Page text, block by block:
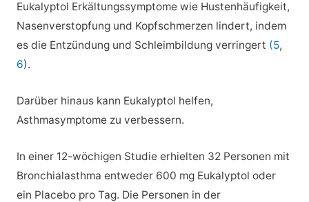
Eukalyptol Erkältungssymptome wie Hustenhäufigkeit,
Nasenverstopfung und Kopfschmerzen lindert, indem
es die Entzündung und Schleimbildung verringert (5,
6).
Darüber hinaus kann Eukalyptol helfen,
Asthmasymptome zu verbessern.
In einer 12-wöchigen Studie erhielten 32 Personen mit
Bronchialasthma entweder 600 mg Eukalyptol oder
ein Placebo pro Tag. Die Personen in der